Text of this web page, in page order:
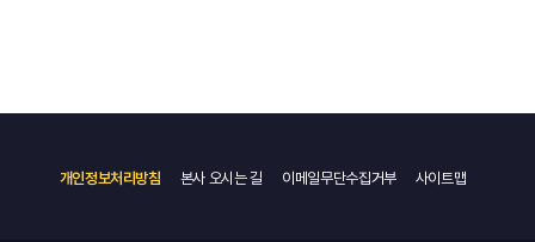
개인정보처리방침 본사 오시는 길 이메일무단수집거부 사이트맵